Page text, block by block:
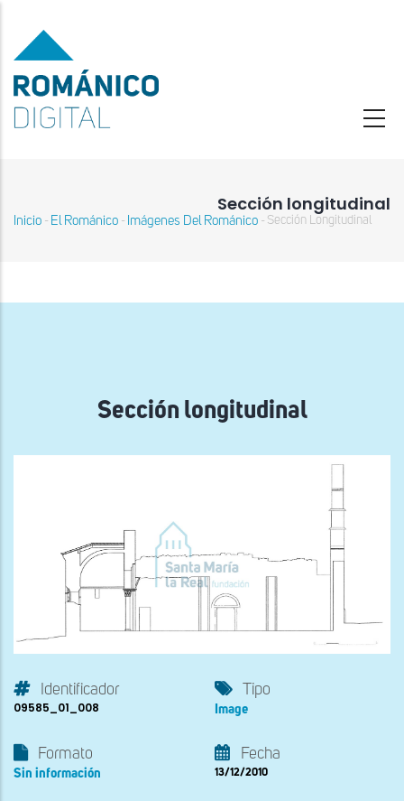
contenido
principal
Sección longitudinal
Sobrescribir
navegación
Inicio - El Románico - Imágenes Del Románico - Sección Longitudinal
Sección longitudinal
Identificador
09585_01_008
Tipo
Image
Formato
Sin información
Fecha
13/12/2010